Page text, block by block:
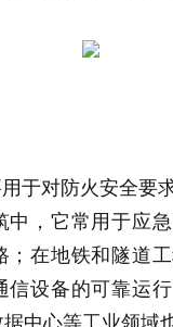
于对防火安全要
中，它常用于应
；在地铁和隧道
信设备的可靠运
中心等工业领域